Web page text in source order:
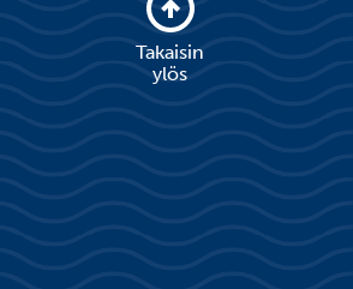
Takaisin
ylös